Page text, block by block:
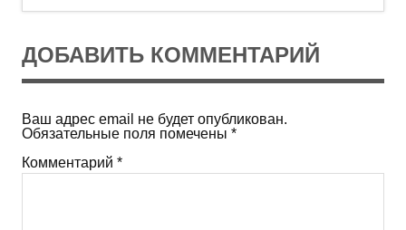
ДОБАВИТЬ КОММЕНТАРИЙ
Ваш адрес email не будет опубликован.
Обязательные поля помечены *
Комментарий *